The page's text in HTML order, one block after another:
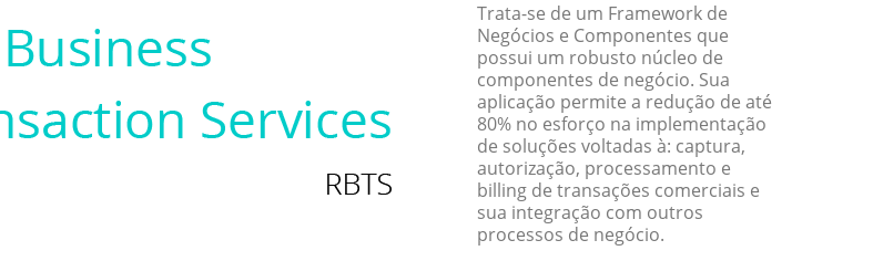
Trata-se de um Framework de
Negócios e Componentes que
possui um robusto núcleo de
componentes de negócio. Sua
aplicação permite a redução de até
80% no esforço na implementação
de soluções voltadas à: captura,
autorização, processamento e
billing de transações comerciais e
sua integração com outros
processos de negócio.